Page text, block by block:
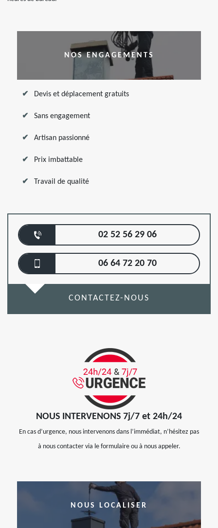
NOS ENGAGEMENTS
Devis et déplacement gratuits
Sans engagement
Artisan passionné
Prix imbattable
Travail de qualité
02 52 56 29 06
06 64 72 20 70
CONTACTEZ-NOUS
NOUS INTERVENONS 7j/7 et 24h/24
En cas d’urgence, nous intervenons dans l’immédiat, n’hésitez pas
à nous contacter via le formulaire ou à nous appeler.
NOUS LOCALISER